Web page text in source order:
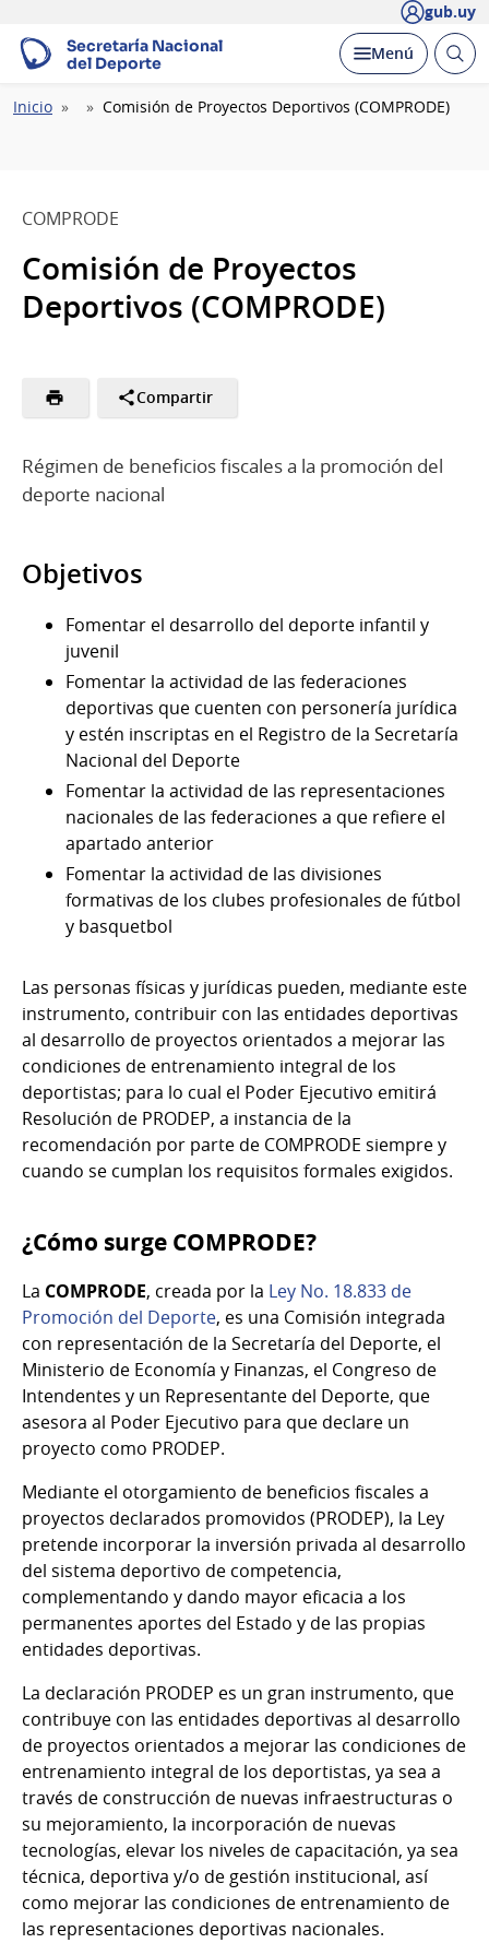
gub.uy
Secretaría Nacional
del Deporte
Desplegar
Menú Abrir
Ruta
Inicio Comisión de Proyectos Deportivos (COMPRODE)
COMPRODE
Comisión de Proyectos
Deportivos (COMPRODE)
Compartir
Régimen de beneficios fiscales a la promoción del
deporte nacional
Objetivos
Fomentar el desarrollo del deporte infantil y
juvenil
Fomentar la actividad de las federaciones
deportivas que cuenten con personería jurídica
y estén inscriptas en el Registro de la Secretaría
Nacional del Deporte
Fomentar la actividad de las representaciones
nacionales de las federaciones a que refiere el
apartado anterior
Fomentar la actividad de las divisiones
formativas de los clubes profesionales de fútbol
y basquetbol
Las personas físicas y jurídicas pueden, mediante este
instrumento, contribuir con las entidades deportivas
al desarrollo de proyectos orientados a mejorar las
condiciones de entrenamiento integral de los
deportistas; para lo cual el Poder Ejecutivo emitirá
Resolución de PRODEP, a instancia de la
recomendación por parte de COMPRODE siempre y
cuando se cumplan los requisitos formales exigidos.
¿Cómo surge COMPRODE?
La COMPRODE, creada por la Ley No. 18.833 de
Promoción del Deporte, es una Comisión integrada
con representación de la Secretaría del Deporte, el
Ministerio de Economía y Finanzas, el Congreso de
Intendentes y un Representante del Deporte, que
asesora al Poder Ejecutivo para que declare un
proyecto como PRODEP.
Mediante el otorgamiento de beneficios fiscales a
proyectos declarados promovidos (PRODEP), la Ley
pretende incorporar la inversión privada al desarrollo
del sistema deportivo de competencia,
complementando y dando mayor eficacia a los
permanentes aportes del Estado y de las propias
entidades deportivas.
La declaración PRODEP es un gran instrumento, que
contribuye con las entidades deportivas al desarrollo
de proyectos orientados a mejorar las condiciones de
entrenamiento integral de los deportistas, ya sea a
través de construcción de nuevas infraestructuras o
su mejoramiento, la incorporación de nuevas
tecnologías, elevar los niveles de capacitación, ya sea
técnica, deportiva y/o de gestión institucional, así
como mejorar las condiciones de entrenamiento de
las representaciones deportivas nacionales.